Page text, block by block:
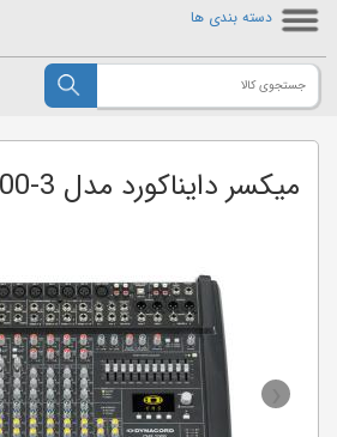
دسته بندی ها
میکسر دایناکورد مدل CMS 1000-3
‹